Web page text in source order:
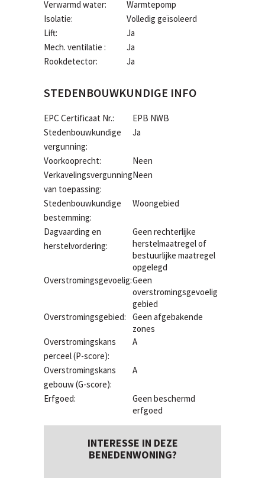
Verwarmd water:
Warmtepomp
Isolatie:
Volledig geïsoleerd
Lift:
Ja
Mech. ventilatie :
Ja
Rookdetector:
Ja
STEDENBOUWKUNDIGE INFO
EPC Certificaat Nr.:
EPB NWB
Stedenbouwkundige
vergunning:
Ja
Voorkooprecht:
Neen
Verkavelingsvergunning
van toepassing:
Neen
Stedenbouwkundige
bestemming:
Woongebied
Dagvaarding en
herstelvordering:
Geen rechterlijke
herstelmaatregel of
bestuurlijke maatregel
opgelegd
Overstromingsgevoelig:Geen
overstromingsgevoelig
gebied
Overstromingsgebied:
Geen afgebakende
zones
Overstromingskans
perceel (P-score):
A
Overstromingskans
gebouw (G-score):
A
Erfgoed:
Geen beschermd
erfgoed
INTERESSE IN DEZE
BENEDENWONING?